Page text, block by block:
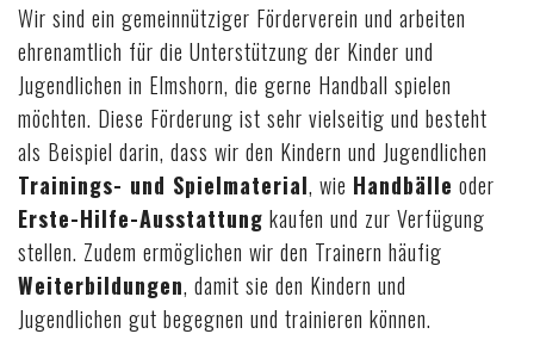
Die Macher
Kontakt & Formulare
Wir sind ein gemeinnütziger Förderverein und arbeiten
ehrenamtlich für die Unterstützung der Kinder und
Jugendlichen in Elmshorn, die gerne Handball spielen
möchten. Diese Förderung ist sehr vielseitig und besteht
als Beispiel darin, dass wir den Kindern und Jugendlichen
Trainings- und Spielmaterial, wie Handbälle oder
Erste-Hilfe-Ausstattung kaufen und zur Verfügung
stellen. Zudem ermöglichen wir den Trainern häufig
Weiterbildungen, damit sie den Kindern und
Jugendlichen gut begegnen und trainieren können.